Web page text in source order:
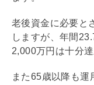
老後資金に必要と
しますが、年間
2,000万円は十分
また65歳以降も運